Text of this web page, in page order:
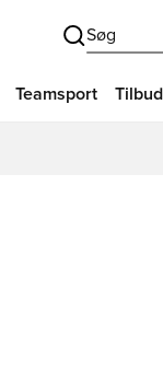
Søg
Teamsport Tilbud